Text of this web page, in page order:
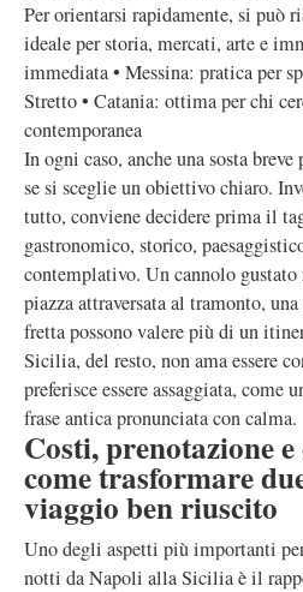
Per orientarsi rapidamente, si può
ideale per storia, mercati, arte e
immediata • Messina: pratica per
Stretto • Catania: ottima per chi
contemporanea
In ogni caso, anche una sosta
se si sceglie un obiettivo chiaro.
tutto, conviene decidere prima il
gastronomico, storico,
contemplativo. Un cannolo
piazza attraversata al tramonto, una
fretta possono valere più di un
Sicilia, del resto, non ama essere
preferisce essere assaggiata, come
frase antica pronunciata con calma.
Costi, prenotazione
come trasformare
viaggio ben riuscito
Uno degli aspetti più importanti
notti da Napoli alla Sicilia è il